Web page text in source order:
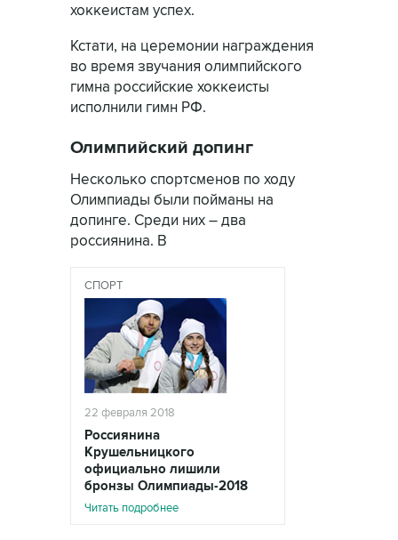
хоккеистам успех.
Кстати, на церемонии награждения
во время звучания олимпийского
гимна российские хоккеисты
исполнили гимн РФ.
Олимпийский допинг
Несколько спортсменов по ходу
Олимпиады были пойманы на
допинге. Среди них – два
россиянина. В
СПОРТ
22 февраля 2018
Россиянина
Крушельницкого
официально лишили
бронзы Олимпиады-2018
Читать подробнее